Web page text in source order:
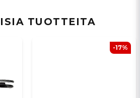
​​TUOTTEITA
-17%
kysymykseni